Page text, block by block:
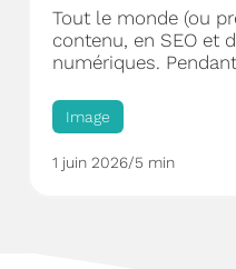
Tout le monde (ou
contenu, en SEO et
numériques.
Image
1 juin 2026/5 min